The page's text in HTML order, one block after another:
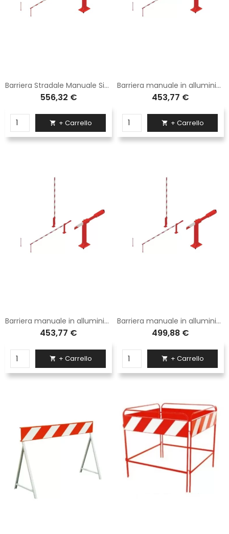
Barriera Stradale Manuale Sisas da 6 m in Alluminio con Piedino Fisso
556,32 €
 + Carrello
Barriera manuale in alluminio rossa e bianca con piedino fisso lunga 3,5 metri
453,77 €
 + Carrello
Barriera manuale in alluminio rossa e bianca con piedino pensile lunga 3,5 metri
453,77 €
 + Carrello
Barriera manuale in alluminio rossa e bianca con piedino fisso lunga 5 metri
499,88 €
 + Carrello